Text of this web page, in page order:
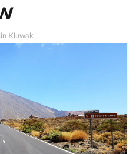
Kluwak